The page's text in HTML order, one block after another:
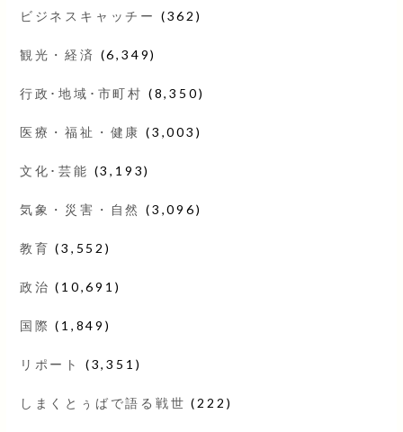
ビジネスキャッチー (362)
観光・経済 (6,349)
行政･地域･市町村 (8,350)
医療・福祉・健康 (3,003)
文化･芸能 (3,193)
気象・災害・自然 (3,096)
教育 (3,552)
政治 (10,691)
国際 (1,849)
リポート (3,351)
しまくとぅばで語る戦世 (222)